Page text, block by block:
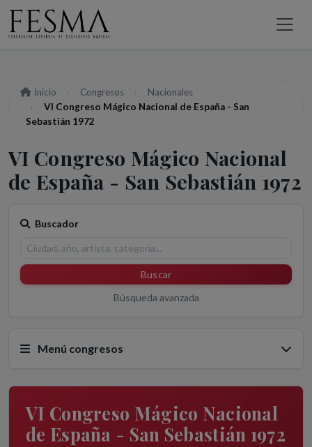
Inicio Congresos
Nacionales
VI Congreso Mágico Nacional de España - San
Sebastián 1972
VI Congreso Mágico Nacional
de España - San Sebastián 1972
Buscador
Buscar
Búsqueda avanzada
Menú congresos
VI Congreso Mágico Nacional
de España - San Sebastián 1972